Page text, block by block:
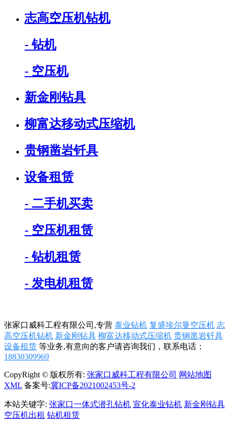
志高空压机钻机
- 钻机
- 空压机
新金刚钻具
柳富达移动式压缩机
贵钢凿岩钎具
设备租赁
- 二手机买卖
- 空压机租赁
- 钻机租赁
- 发电机租赁
张家口威科工程有限公司,专营 泰业钻机 复盛埃尔曼空压机 志
高空压机钻机 新金刚钻具 柳富达移动式压缩机 贵钢凿岩钎具
设备租赁 等业务,有意向的客户请咨询我们，联系电话：
18830309969
CopyRight © 版权所有: 张家口威科工程有限公司 网站地图
XML 备案号:冀ICP备2021002453号-2
本站关键字: 张家口一体式潜孔钻机 宣化泰业钻机 新金刚钻具
空压机出租 钻机租赁